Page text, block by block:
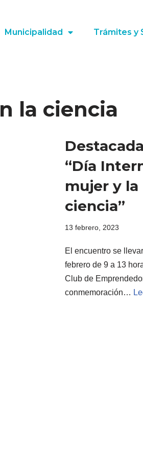
Municipalidad Trámites y
la ciencia
“Día
mujer y la
ciencia”
13 febrero, 2023
El encuentro se
febrero de 9 a 13
Club de
conmemoración…